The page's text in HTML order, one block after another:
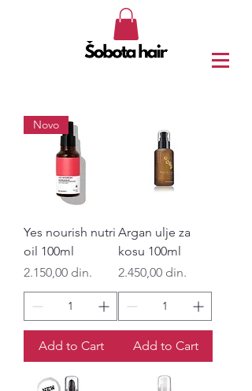
Novo
Yes nourish nutri
oil 100ml
Price
2.150,00 din.
Add to Cart
Argan ulje za
kosu 100ml
Price
2.450,00 din.
Add to Cart